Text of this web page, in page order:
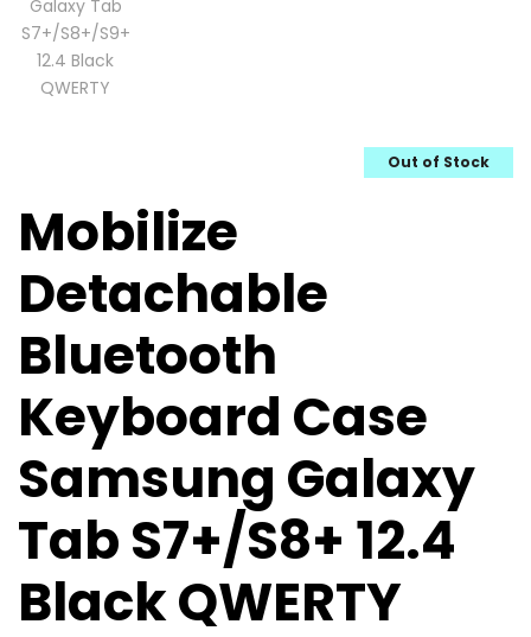
Out of Stock
Mobilize
Detachable
Bluetooth
Keyboard Case
Samsung Galaxy
Tab S7+/S8+ 12.4
Black QWERTY